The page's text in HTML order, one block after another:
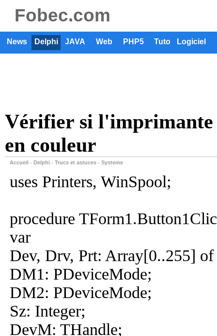
Fobec.com
News Delphi JAVA Web PHP5 Tuto Logiciel
Vérifier si
en couleur
Accueil - Delphi - Trucs et astuces - Systeme
uses Printers, WinSpool;
procedure
var
Dev, Drv, Prt: Array[0..255] of
DM1: PDeviceMode;
DM2: PDeviceMode;
Sz: Integer;
DevM: THandle;